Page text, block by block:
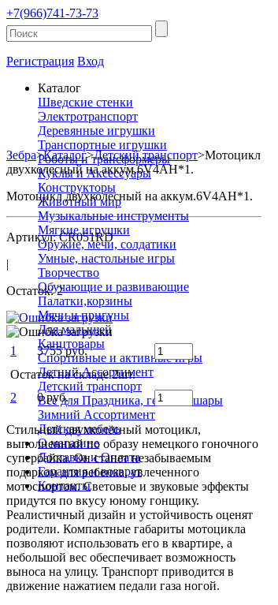
+7(966)741-73-73
Регистрация Вход
Каталог
Шведские стенки
Электротранспорт
Деревянные игрушки
Транспортные игрушки
Роботы и трансформеры
Куклы и Аксессуары
Конструкторы
Животный мир
Музыкальные инструменты
Мягкие игрушки
Оружие, мечи, солдатики
Умные, настольные игры
Творчество
Обучающие и развивающие
Палатки,корзины
Мячи и пригуны
Для малышей
Канцтовары
Спортивные и активные игры
Летний Ассортимент
Детский транспорт
Все для Праздника, гелевые шары
Зимний Ассортимент
Детская мебель
О магазине
Доставка и Оплата
Гарантия и возврат
Контакты
Зебра>Каталог>Детский транспорт>Мотоцикл
двухколесный на аккум.6V4AH*1.
Мотоцикл двухколесный на аккум.6V4AH*1.
Артикул: CR051RD
|
Остаток: 2
1
3755 руб.
Остаток на складе 2шт.
2
0 руб.
Стильный двухколёсный мотоцикл,
выполненный по образу немецкого гоночного
супербайка. Он станет незабываемым
подарком для ребенка, увлеченного
мотоспортом. Световые и звуковые эффекты
придутся по вкусу юному гонщику.
Реалистичный дизайн и устойчивость оценят
родители. Компактные габариты мотоцикла
позволяют использовать его в квартире, а
небольшой вес обеспечивает возможность
выноса на улицу. Транспорт приводится в
движение нажатием педали газа ногой.